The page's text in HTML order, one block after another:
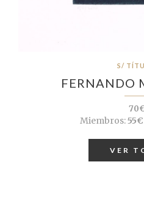
S/
FERNANDO
Miembros:55€
VER